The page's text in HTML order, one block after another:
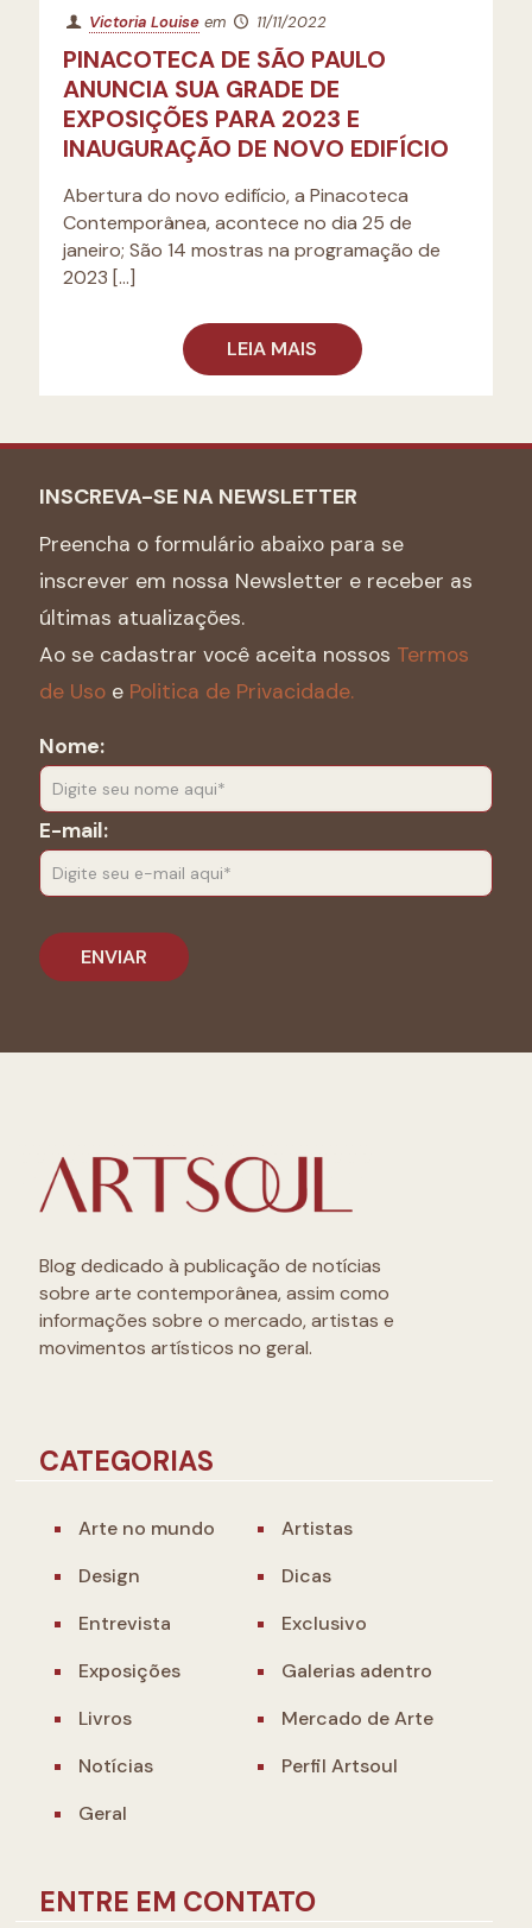
Victoria Louise em 11/11/2022
PINACOTECA DE SÃO PAULO
ANUNCIA SUA GRADE DE
EXPOSIÇÕES PARA 2023 E
INAUGURAÇÃO DE NOVO EDIFÍCIO
Abertura do novo edifício, a Pinacoteca
Contemporânea, acontece no dia 25 de
janeiro; São 14 mostras na programação de
2023 […]
LEIA MAIS
INSCREVA-SE NA NEWSLETTER
Preencha o formulário abaixo para se
inscrever em nossa Newsletter e receber as
últimas atualizações.
Ao se cadastrar você aceita nossos Termos
de Uso e Politica de Privacidade.
Nome:
E-mail:
Blog dedicado à publicação de notícias
sobre arte contemporânea, assim como
informações sobre o mercado, artistas e
movimentos artísticos no geral.
CATEGORIAS
Arte no mundo
Artistas
Design
Dicas
Entrevista
Exclusivo
Exposições
Galerias adentro
Livros
Mercado de Arte
Notícias
Perfil Artsoul
Geral
ENTRE EM CONTATO